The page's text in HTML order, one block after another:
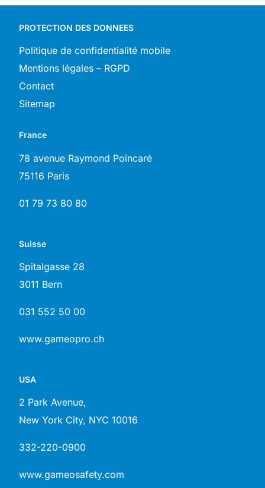
PROTECTION DES DONNEES
Politique de confidentialité mobile
Mentions légales – RGPD
Contact
Sitemap
France
78 avenue Raymond Poincaré
75116 Paris
01 79 73 80 80
Suisse
Spitalgasse 28
3011 Bern
031 552 50 00
www.gameopro.ch
USA
2 Park Avenue,
New York City, NYC 10016
332-220-0900
www.gameosafety.com